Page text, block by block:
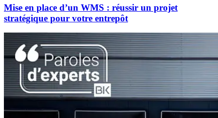
Mise en place d’un WMS : réussir un projet
stratégique pour votre entrepôt